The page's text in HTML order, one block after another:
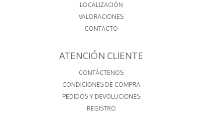
LOCALIZACIÓN
VALORACIONES
CONTACTO
ATENCIÓN CLIENTE
CONTÁCTENOS
CONDICIONES DE COMPRA
PEDIDOS Y DEVOLUCIONES
REGISTRO